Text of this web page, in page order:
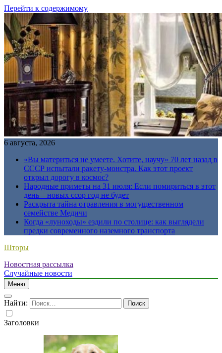
Перейти к содержимому
6 августа, 2026
«Вы материться не умеете. Хотите, научу» 70 лет назад в
СССР испытали ракету-монстра. Как этот проект
открыл дорогу в космос?
Народные приметы на 31 июля: Если помириться в этот
день – новых ссор год не будет
Раскрыта тайна отравления в могущественном
семействе Медичи
Когда «луноходы» ездили по столице: как выглядели
предки современного наземного транспорта
Шторы
Новостная рассылка
Случайные новости
Меню
Найти:
Заголовки